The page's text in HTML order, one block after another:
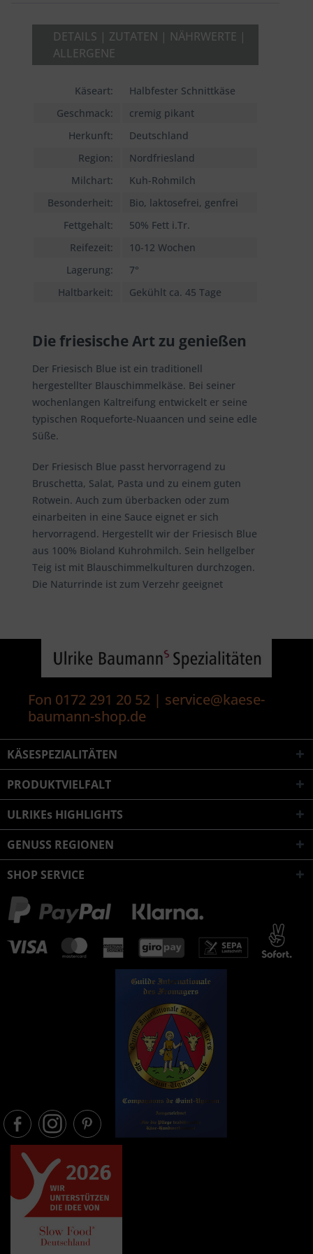
DETAILS | ZUTATEN | NÄHRWERTE |
ALLERGENE
Käseart:
Halbfester Schnittkäse
Geschmack:
cremig pikant
Herkunft:
Deutschland
Region:
Nordfriesland
Milchart:
Kuh-Rohmilch
Besonderheit:
Bio, laktosefrei, genfrei
Fettgehalt:
50% Fett i.Tr.
Reifezeit:
10-12 Wochen
Lagerung:
7°
Haltbarkeit:
Gekühlt ca. 45 Tage
Die friesische Art zu genießen
Der Friesisch Blue ist ein traditionell
hergestellter Blauschimmelkäse. Bei seiner
wochenlangen Kaltreifung entwickelt er seine
typischen Roqueforte-Nuaancen und seine edle
Süße.
Der Friesisch Blue passt hervorragend zu
Bruschetta, Salat, Pasta und zu einem guten
Rotwein. Auch zum überbacken oder zum
einarbeiten in eine Sauce eignet er sich
hervorragend. Hergestellt wir der Friesisch Blue
aus 100% Bioland Kuhrohmilch. Sein hellgelber
Teig ist mit Blauschimmelkulturen durchzogen.
Die Naturrinde ist zum Verzehr geeignet
Fon 0172 291 20 52 | service@kaese-
baumann-shop.de
KÄSESPEZIALITÄTEN
PRODUKTVIELFALT
ULRIKEs HIGHLIGHTS
GENUSS REGIONEN
SHOP SERVICE